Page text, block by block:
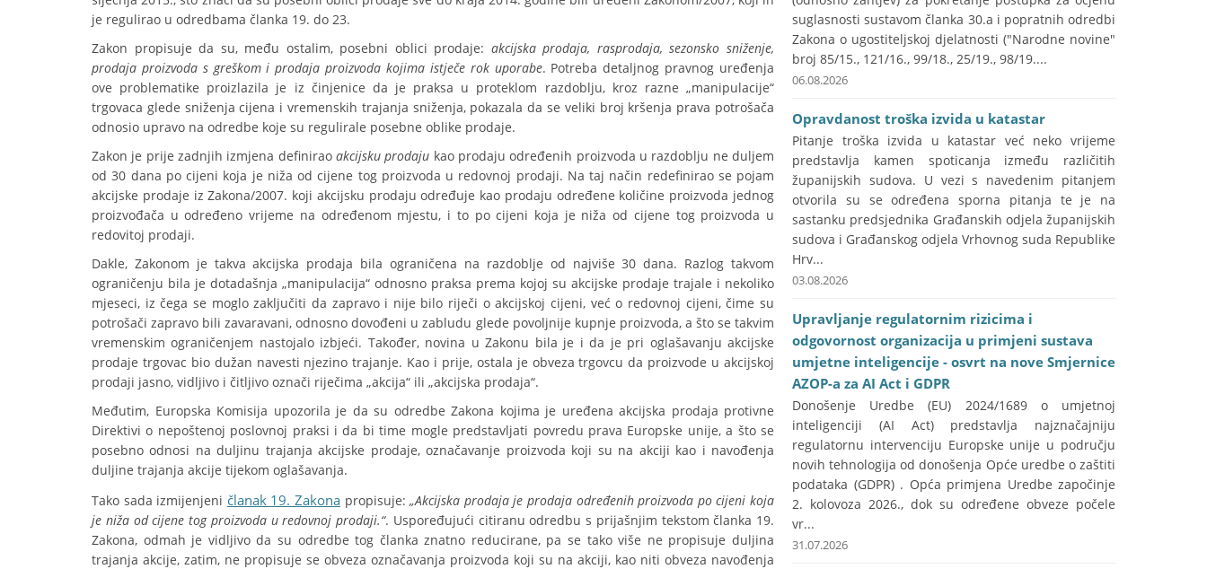
je regulirao u odredbama članka 19. do 23.
Zakon propisuje da su, među ostalim, posebni oblici prodaje: akcijska prodaja, rasprodaja, sezonsko sniženje,
prodaja proizvoda s greškom i prodaja proizvoda kojima istječe rok uporabe. Potreba detaljnog pravnog uređenja
ove problematike proizlazila je iz činjenice da je praksa u proteklom razdoblju, kroz razne „manipulacije“
trgovaca glede sniženja cijena i vremenskih trajanja sniženja, pokazala da se veliki broj kršenja prava potrošača
odnosio upravo na odredbe koje su regulirale posebne oblike prodaje.
Zakon je prije zadnjih izmjena definirao akcijsku prodaju kao prodaju određenih proizvoda u razdoblju ne duljem
od 30 dana po cijeni koja je niža od cijene tog proizvoda u redovnoj prodaji. Na taj način redefinirao se pojam
akcijske prodaje iz Zakona/2007. koji akcijsku prodaju određuje kao prodaju određene količine proizvoda jednog
proizvođača u određeno vrijeme na određenom mjestu, i to po cijeni koja je niža od cijene tog proizvoda u
redovitoj prodaji.
Dakle, Zakonom je takva akcijska prodaja bila ograničena na razdoblje od najviše 30 dana. Razlog takvom
ograničenju bila je dotadašnja „manipulacija“ odnosno praksa prema kojoj su akcijske prodaje trajale i nekoliko
mjeseci, iz čega se moglo zaključiti da zapravo i nije bilo riječi o akcijskoj cijeni, već o redovnoj cijeni, čime su
potrošači zapravo bili zavaravani, odnosno dovođeni u zabludu glede povoljnije kupnje proizvoda, a što se takvim
vremenskim ograničenjem nastojalo izbjeći. Također, novina u Zakonu bila je i da je pri oglašavanju akcijske
prodaje trgovac bio dužan navesti njezino trajanje. Kao i prije, ostala je obveza trgovcu da proizvode u akcijskoj
prodaji jasno, vidljivo i čitljivo označi riječima „akcija“ ili „akcijska prodaja“.
Međutim, Europska Komisija upozorila je da su odredbe Zakona kojima je uređena akcijska prodaja protivne
Direktivi o nepoštenoj poslovnoj praksi i da bi time mogle predstavljati povredu prava Europske unije, a što se
posebno odnosi na duljinu trajanja akcijske prodaje, označavanje proizvoda koji su na akciji kao i navođenja
duljine trajanja akcije tijekom oglašavanja.
Tako sada izmijenjeni članak 19. Zakona propisuje:„Akcijska prodaja je prodaja određenih proizvoda po cijeni koja
je niža od cijene tog proizvoda u redovnoj prodaji.“. Uspoređujući citiranu odredbu s prijašnjim tekstom članka 19.
Zakona, odmah je vidljivo da su odredbe tog članka znatno reducirane, pa se tako više ne propisuje duljina
trajanja akcije, zatim, ne propisuje se obveza označavanja proizvoda koji su na akciji, kao niti obveza navođenja
suglasnosti sustavom članka 30.a i popratnih odredbi
Zakona o ugostiteljskoj djelatnosti ("Narodne novine"
broj 85/15., 121/16., 99/18., 25/19., 98/19....
06.08.2026
Opravdanost troška izvida u katastar
Pitanje troška izvida u katastar već neko vrijeme
predstavlja kamen spoticanja između različitih
županijskih sudova. U vezi s navedenim pitanjem
otvorila su se određena sporna pitanja te je na
sastanku predsjednika Građanskih odjela županijskih
sudova i Građanskog odjela Vrhovnog suda Republike
Hrv...
03.08.2026
Upravljanje regulatornim rizicima i
odgovornost organizacija u primjeni sustava
umjetne inteligencije - osvrt na nove Smjernice
AZOP-a za AI Act i GDPR
Donošenje Uredbe (EU) 2024/1689 o umjetnoj
inteligenciji (AI Act) predstavlja najznačajniju
regulatornu intervenciju Europske unije u području
novih tehnologija od donošenja Opće uredbe o zaštiti
podataka (GDPR) . Opća primjena Uredbe započinje
2. kolovoza 2026., dok su određene obveze počele
vr...
31.07.2026